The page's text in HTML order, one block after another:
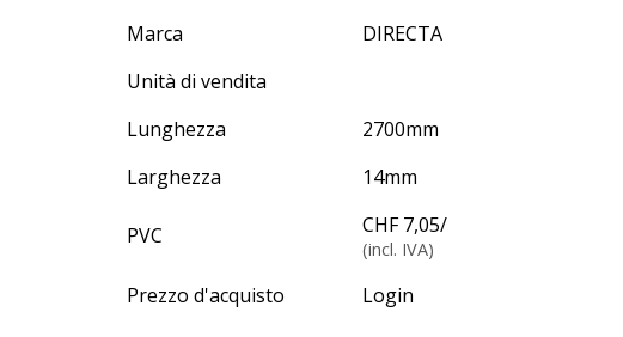
Marca
DIRECTA
Unità di vendita
Lunghezza
2700mm
Larghezza
14mm
PVC CHF 7,05/
(incl. IVA)
Prezzo d'acquisto Login